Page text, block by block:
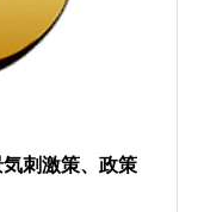
刺激策、政策